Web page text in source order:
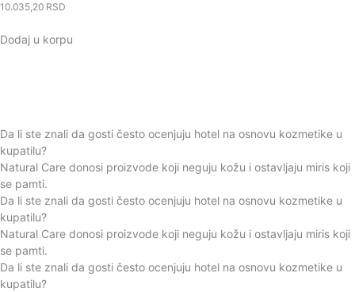
10.035,20 RSD
Dodaj u korpu
Da li ste znali da gosti često ocenjuju hotel na osnovu kozmetike u
kupatilu?
Natural Care donosi proizvode koji neguju kožu i ostavljaju miris koji
se pamti.
Da li ste znali da gosti često ocenjuju hotel na osnovu kozmetike u
kupatilu?
Natural Care donosi proizvode koji neguju kožu i ostavljaju miris koji
se pamti.
Da li ste znali da gosti često ocenjuju hotel na osnovu kozmetike u
kupatilu?